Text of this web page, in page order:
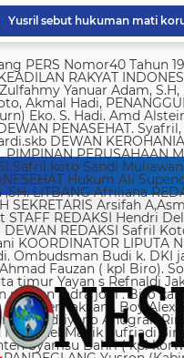
Yusril sebut hukuman mati
Imigrasi Semarang deportasi
KPK temukan 8.500 dolar
dan kemerdekaan pers. Media siber memiliki karakter khusus sehingga memerlukan pedoman agar pengelolaannya dapat dilaksanakan secara profesional, memenuhi fungsi, hak, dan kewajibannya sesuai Undang-Undang Nomor 40 Tahun 1999 tentang Pers dan Kode Etik Jurnalistik. Untuk itu Dewan Pers bersama organisasi pers, pengelola media siber, dan masyarakat menyusun Pedoman Pemberitaan Media Siber sebagai berikut: 1. Ruang Lingkup Media Siber adalah segala bentuk media yang menggunakan wahana internet dan melaksanakan kegiatan jurnalistik, serta memenuhi persyaratan Undang-Undang Pers dan Standar Perusahaan Pers yang ditetapkan Dewan Pers. Isi Buatan Pengguna (User Generated Content) adalah segala isi yang dibuat dan atau dipublikasikan oleh pengguna media siber, antara lain, artikel, gambar, komentar, suara, video dan berbagai bentuk unggahan yang melekat pada media siber, seperti blog, forum, komentar pembaca atau pemirsa, dan bentuk lain. 2. Verifikasi dan keberimbangan berita Pada prinsipnya setiap berita harus melalui verifikasi. Berita yang dapat merugikan pihak lain memerlukan verifikasi pada berita yang sama untuk memenuhi prinsip akurasi dan keberimbangan. Ketentuan dalam butir (a) di atas dikecualikan, dengan syarat: Berita benar-benar mengandung kepentingan publik yang bersifat mendesak; Sumber berita yang pertama adalah sumber yang jelas disebutkan identitasnya, kredibel dan kompeten; Subyek berita yang harus dikonfirmasi tidak diketahui keberadaannya dan atau tidak dapat diwawancarai; Media memberikan penjelasan kepada pembaca bahwa berita tersebut masih memerlukan verifikasi lebih lanjut yang diupayakan dalam waktu secepatnya. Penjelasan dimuat pada bagian akhir dari berita yang sama, di dalam kurung dan menggunakan huruf miring. Setelah memuat berita sesuai dengan butir (c), media wajib meneruskan upaya verifikasi, dan setelah verifikasi didapatkan, hasil verifikasi dicantumkan pada berita pemutakhiran (update) dengan tautan pada berita yang belum terverifikasi. 3. Isi Buatan Pengguna (User Generated Content) Media siber wajib mencantumkan syarat dan ketentuan mengenai Isi Buatan Pengguna yang tidak bertentangan dengan Undang-Undang No. 40 tahun 1999 tentang Pers dan Kode Etik Jurnalistik, yang ditempatkan secara terang dan jelas. Media siber mewajibkan setiap pengguna untuk melakukan registrasi keanggotaan dan melakukan proses log-in terlebih dahulu untuk dapat mempublikasikan semua bentuk Isi Buatan Pengguna. Ketentuan mengenai log-in akan diatur lebih lanjut. Dalam registrasi tersebut, media siber mewajibkan pengguna memberi persetujuan tertulis bahwa Isi Buatan Pengguna yang dipublikasikan: Tidak memuat isi bohong,